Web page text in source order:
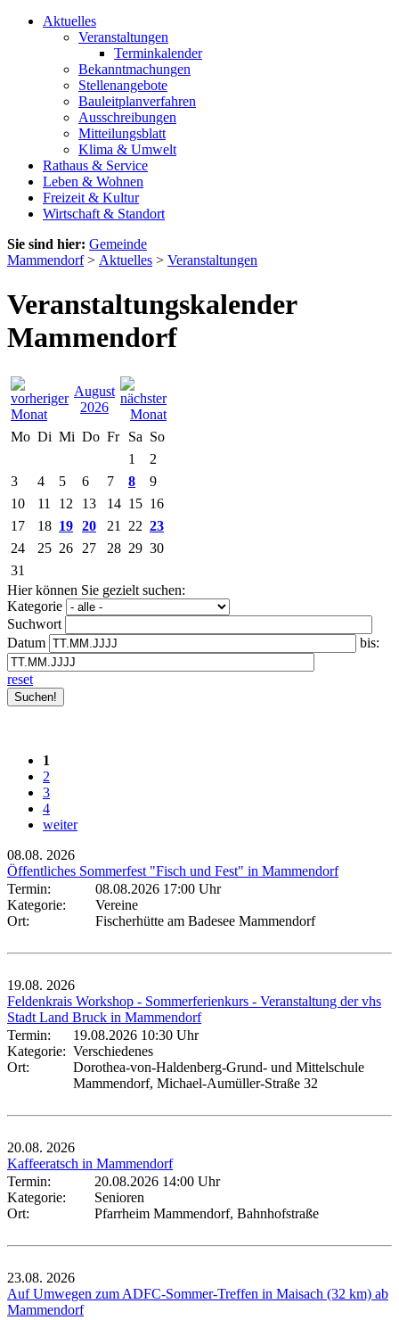
Aktuelles
Veranstaltungen
Terminkalender
Bekanntmachungen
Stellenangebote
Bauleitplanverfahren
Ausschreibungen
Mitteilungsblatt
Klima & Umwelt
Rathaus & Service
Leben & Wohnen
Freizeit & Kultur
Wirtschaft & Standort
Sie sind hier: Gemeinde
Mammendorf> Aktuelles > Veranstaltungen
Veranstaltungskalender
Mammendorf
August
2026
Mo Di Mi Do Fr Sa So
1
2
3
4 5 6 7 8
9
10
11 12 13 14 15 16
17
18 19 20 21 22 23
24
25 26 27 28 29 30
31
Hier können Sie gezielt suchen:
Kategorie
Suchwort
Datum
bis:
reset
1
2
3
4
weiter
08.08. 2026
Öffentliches Sommerfest "Fisch und Fest" in Mammendorf
Termin:
08.08.2026 17:00 Uhr
Kategorie:
Vereine
Ort:
Fischerhütte am Badesee Mammendorf
19.08. 2026
Feldenkrais Workshop - Sommerferienkurs - Veranstaltung der vhs
Stadt Land Bruck in Mammendorf
Termin:
19.08.2026 10:30 Uhr
Kategorie: Verschiedenes
Ort:
Dorothea-von-Haldenberg-Grund- und Mittelschule
Mammendorf, Michael-Aumüller-Straße 32
20.08. 2026
Kaffeeratsch in Mammendorf
Termin:
20.08.2026 14:00 Uhr
Kategorie:
Senioren
Ort:
Pfarrheim Mammendorf, Bahnhofstraße
23.08. 2026
Auf Umwegen zum ADFC-Sommer-Treffen in Maisach (32 km) ab
Mammendorf